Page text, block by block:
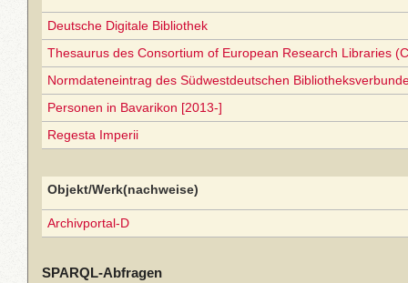
Deutsche Digitale Bibliothek
Thesaurus des Consortium of European Research Libraries
Normdateneintrag des Südwestdeutschen
Personen in Bavarikon [2013-]
Regesta Imperii
Objekt/Werk(nachweise)
Archivportal-D
SPARQL-Abfragen